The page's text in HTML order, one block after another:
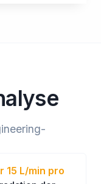
15 L/min pro